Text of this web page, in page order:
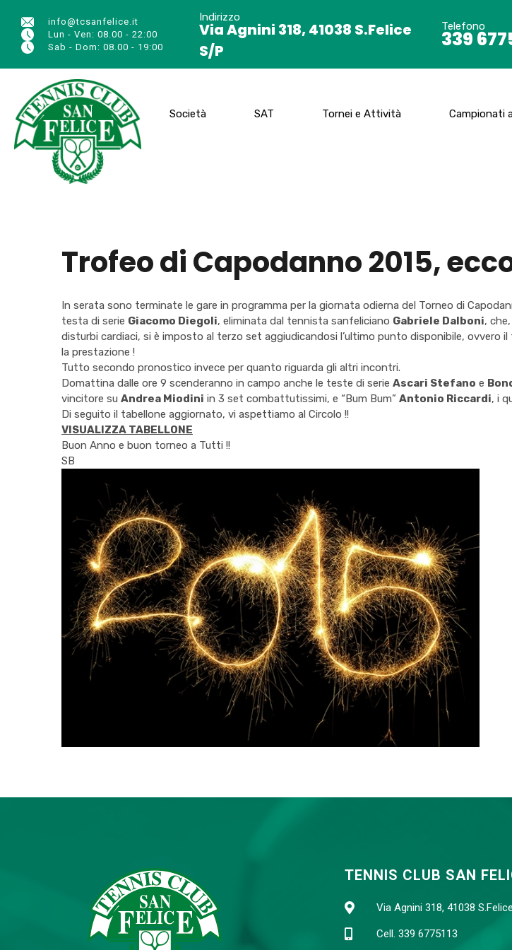
info@tcsanfelice.it
Lun - Ven: 08.00 - 22:00
Sab - Dom: 08.00 - 19:00
Indirizzo
Via Agnini 318, 41038 S.Felice
S/P
Telefono
339
Società SAT Tornei e Attività Campionati
Trofeo di Capodanno 2015,
In serata sono terminate le gare in programma per la giornata odierna del Torneo di
testa di serie Giacomo Diegoli, eliminata dal tennista sanfeliciano Gabriele Dalboni,
disturbi cardiaci, si è imposto al terzo set aggiudicandosi l’ultimo punto disponibile, ovvero
la prestazione !
Tutto secondo pronostico invece per quanto riguarda gli altri incontri.
Domattina dalle ore 9 scenderanno in campo anche le teste di serie Ascari Stefano e
vincitore su Andrea Miodini in 3 set combattutissimi, e “Bum Bum” Antonio Riccardi, i
Di seguito il tabellone aggiornato, vi aspettiamo al Circolo !!
VISUALIZZA TABELLONE
Buon Anno e buon torneo a Tutti !!
SB
TENNIS CLUB SAN
Via Agnini 318, 41038
Cell. 339 6775113